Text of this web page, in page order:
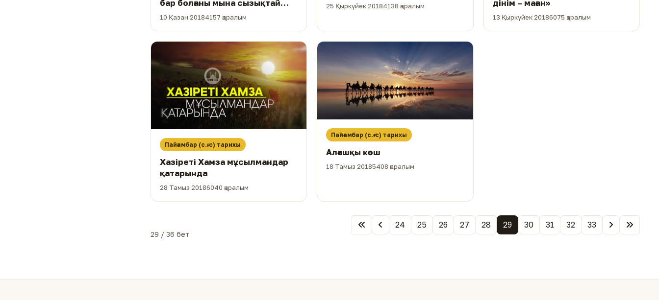
бар болғаны мына сызықтай
ғана»
10 Қазан 20184157 қаралым
25 Қыркүйек 20184138 қаралым
дінім – маған»
13 Қыркүйек 20186075 қаралым
Пайғамбар (с.ғ.с) тарихы
Хазіреті Хамза мұсылмандар
қатарында
28 Тамыз 20186040 қаралым
Пайғамбар (с.ғ.с) тарихы
Алғашқы көш
18 Тамыз 20185408 қаралым
29 / 36 бет
24 25 26 27 28 29 30 31 32 33